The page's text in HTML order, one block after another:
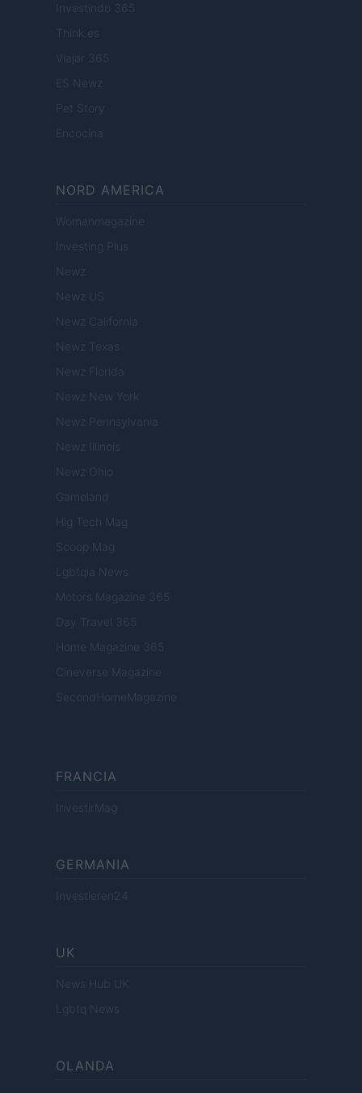
Investindo 365
Think.es
Viajar 365
ES Newz
Pet Story
Encocina
NORD AMERICA
Womanmagazine
Investing Plus
Newz
Newz US
Newz California
Newz Texas
Newz Florida
Newz New York
Newz Pennsylvania
Newz Illinois
Newz Ohio
Gameland
Hig Tech Mag
Scoop Mag
Lgbtqia News
Motors Magazine 365
Day Travel 365
Home Magazine 365
Cineverse Magazine
SecondHomeMagazine
FRANCIA
InvestirMag
GERMANIA
Investieren24
UK
News Hub UK
Lgbtq News
OLANDA